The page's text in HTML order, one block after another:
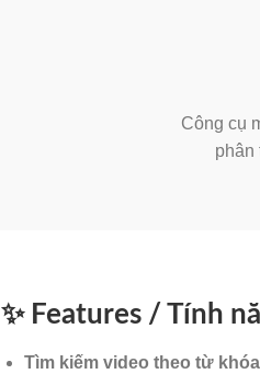
Công cụ
phân
✨ Features / Tính
Tìm kiếm video theo từ khóa